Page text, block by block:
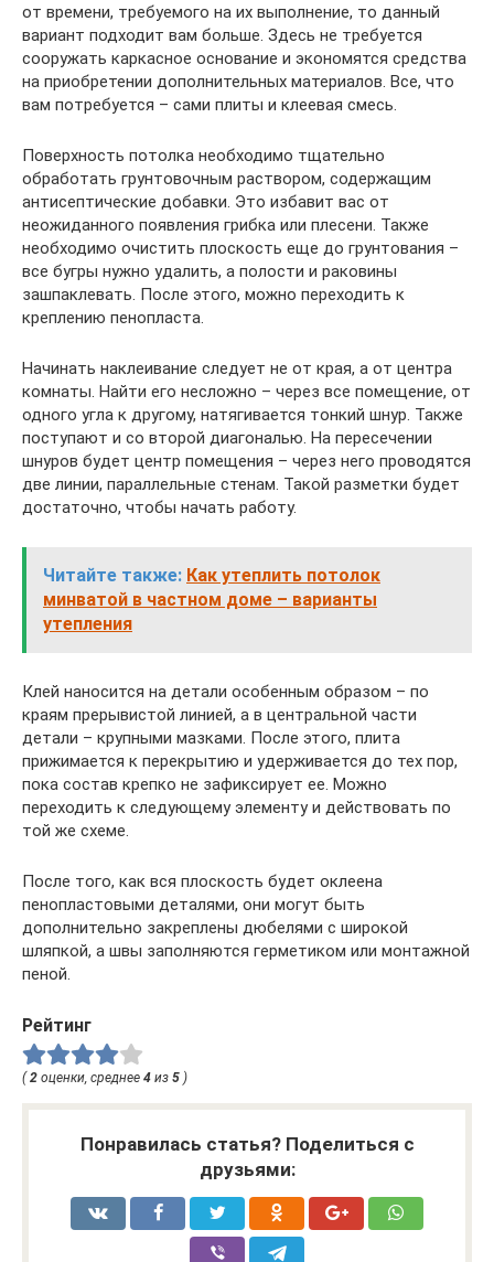
от времени, требуемого на их выполнение, то данный
вариант подходит вам больше. Здесь не требуется
сооружать каркасное основание и экономятся средства
на приобретении дополнительных материалов. Все, что
вам потребуется – сами плиты и клеевая смесь.
Поверхность потолка необходимо тщательно
обработать грунтовочным раствором, содержащим
антисептические добавки. Это избавит вас от
неожиданного появления грибка или плесени. Также
необходимо очистить плоскость еще до грунтования –
все бугры нужно удалить, а полости и раковины
зашпаклевать. После этого, можно переходить к
креплению пенопласта.
Начинать наклеивание следует не от края, а от центра
комнаты. Найти его несложно – через все помещение, от
одного угла к другому, натягивается тонкий шнур. Также
поступают и со второй диагональю. На пересечении
шнуров будет центр помещения – через него проводятся
две линии, параллельные стенам. Такой разметки будет
достаточно, чтобы начать работу.
Читайте также: Как утеплить потолок
минватой в частном доме – варианты
утепления
Клей наносится на детали особенным образом – по
краям прерывистой линией, а в центральной части
детали – крупными мазками. После этого, плита
прижимается к перекрытию и удерживается до тех пор,
пока состав крепко не зафиксирует ее. Можно
переходить к следующему элементу и действовать по
той же схеме.
После того, как вся плоскость будет оклеена
пенопластовыми деталями, они могут быть
дополнительно закреплены дюбелями с широкой
шляпкой, а швы заполняются герметиком или монтажной
пеной.
Рейтинг
(2 оценки, среднее 4 из 5 )
Понравилась статья? Поделиться с
друзьями: